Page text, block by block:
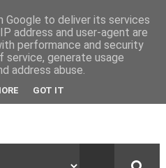
Google to deliver its services
address and user-agent are
performance and security
generate usage
address abuse.
GOT IT